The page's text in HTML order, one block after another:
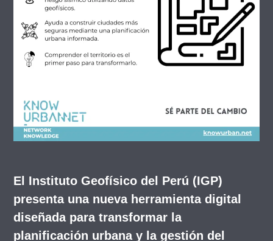
El Instituto Geofísico del Perú (IGP)
presenta una nueva herramienta digital
diseñada para transformar la
planificación urbana y la gestión del